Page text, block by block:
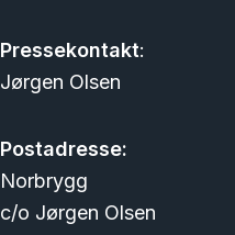
Pressekontakt:
Jørgen Olsen
Postadresse:
Norbrygg
c/o Jørgen Olsen